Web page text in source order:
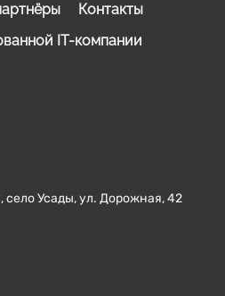
село Усады, ул. Дорожная, 42
Контакты
IT-компании